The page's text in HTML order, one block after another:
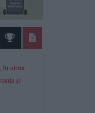
în urma
și